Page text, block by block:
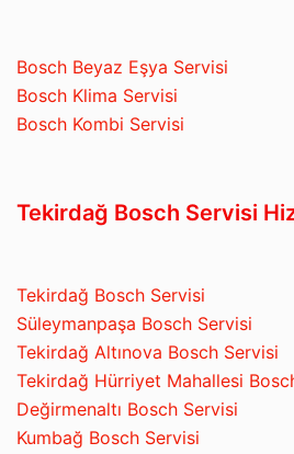
Bosch Beyaz Eşya Servisi
Bosch Klima Servisi
Bosch Kombi Servisi
Tekirdağ Bosch Servisi
Tekirdağ Bosch Servisi
Süleymanpaşa Bosch Servisi
Tekirdağ Altınova Bosch Servisi
Tekirdağ Hürriyet Mahallesi
Değirmenaltı Bosch Servisi
Kumbağ Bosch Servisi